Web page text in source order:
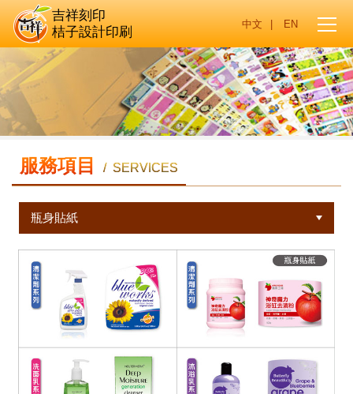
吉祥刻印
桔子設計印刷
服務項目 / SERVICES
瓶身貼紙